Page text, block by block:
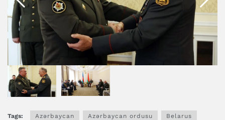
Tags: Azərbaycan Azərbaycan ordusu
Belarus